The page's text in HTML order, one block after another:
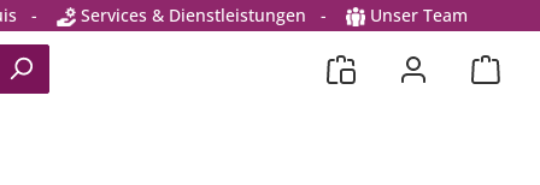
- Services & Dienstleistungen - Unser Team